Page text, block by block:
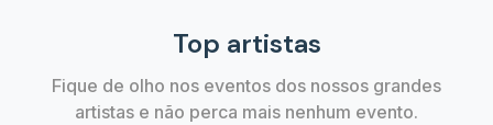
Top artistas
Fique de olho nos eventos dos nossos grandes
artistas e não perca mais nenhum evento.